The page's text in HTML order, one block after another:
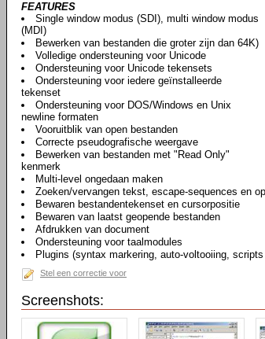
FEATURES
Single window modus (SDI), multi window modus
(MDI)
Bewerken van bestanden die groter zijn dan 64K)
Volledige ondersteuning voor Unicode
Ondersteuning voor Unicode tekensets
Ondersteuning voor iedere geïnstalleerde
tekenset
Ondersteuning voor DOS/Windows en Unix
newline formaten
Vooruitblik van open bestanden
Correcte pseudografische weergave
Bewerken van bestanden met "Read Only"
kenmerk
Multi-level ongedaan maken
Zoeken/vervangen tekst, escape-sequences en
Bewaren bestandentekenset en cursorpositie
Bewaren van laatst geopende bestanden
Afdrukken van document
Ondersteuning voor taalmodules
Plugins (syntax markering, auto-voltooiing,
Stel een correctie voor
Screenshots: